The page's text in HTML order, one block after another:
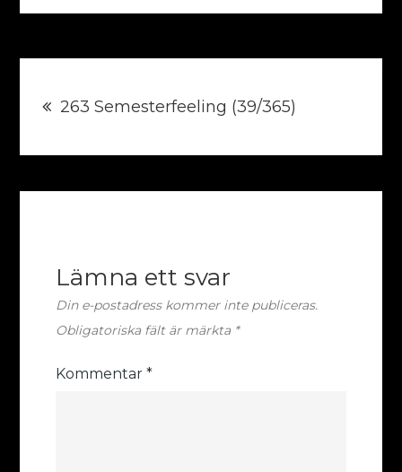
263 Semesterfeeling (39/365)
Lämna ett svar
Din e-postadress kommer inte publiceras.
Obligatoriska fält är märkta *
Kommentar*